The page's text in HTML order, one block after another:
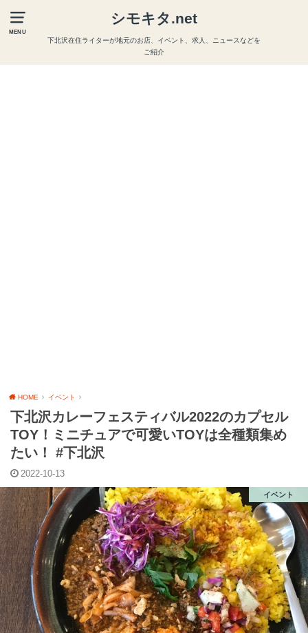
MENU
シモキタ.net
下北沢在住ライターが地元のお店、イベント、求人、ニュースなどを
ご紹介
HOME イベント
下北沢カレーフェスティバル2022のカプセル
TOY！ミニチュアで可愛いTOYは全種類集め
たい！ #下北沢
2022-10-13
イベント